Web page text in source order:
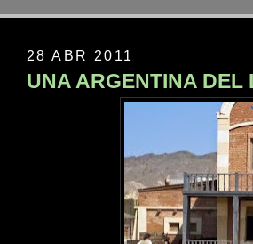
28 ABR 2011
UNA ARGENTINA DEL